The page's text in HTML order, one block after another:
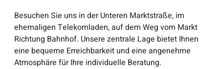
Besuchen Sie uns in der Unteren Marktstraße, im
ehemaligen Telekomladen, auf dem Weg vom Markt
Richtung Bahnhof. Unsere zentrale Lage bietet Ihnen
eine bequeme Erreichbarkeit und eine angenehme
Atmosphäre für Ihre individuelle Beratung.